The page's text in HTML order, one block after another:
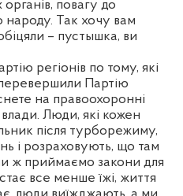
повагу до
народу. Так хочу вам
– пустышка, ви
регіонів по тому, які
Партію
на правоохоронні
Люди, які кожен
після турборежиму,
і розраховують, що там
ж приймаємо закони для
все менше їжі, життя